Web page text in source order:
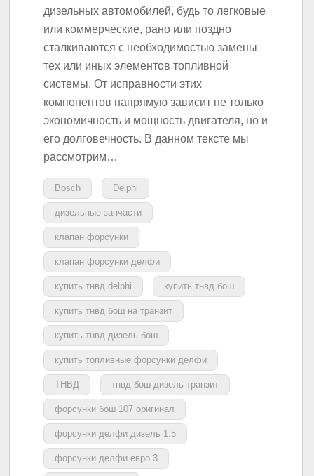
дизельных автомобилей, будь то легковые
или коммерческие, рано или поздно
сталкиваются с необходимостью замены
тех или иных элементов топливной
системы. От исправности этих
компонентов напрямую зависит не только
экономичность и мощность двигателя, но и
его долговечность. В данном тексте мы
рассмотрим…
Bosch Delphi
дизельные запчасти
клапан форсунки
клапан форсунки делфи
купить тнвд delphi купить тнвд бош
купить тнвд бош на транзит
купить тнвд дизель бош
купить топливные форсунки делфи
ТНВД тнвд бош дизель транзит
форсунки бош 107 оригинал
форсунки делфи дизель 1.5
форсунки делфи евро 3